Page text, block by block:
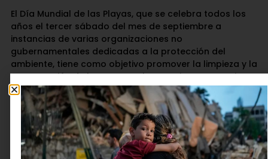
El Día Mundial de las Playas, que se celebra todos los
años el tercer sábado del mes de septiembre a
instancias de varias organizaciones no
gubernamentales dedicadas a la protección del
ambiente, tiene como objetivo promover la limpieza y la
conservación de las costas y los ecosistemas marinos,
combatir la contaminación de ríos, lagos y océanos y
promover la educación ambiental y la participación de
las comunidades. PepsiCo Venezuela celebra y valora
el voluntariado corporativo, como motor de cambio
para generar un impacto positivo en la sociedad, y por
eso se suma a este tipo de iniciativas.